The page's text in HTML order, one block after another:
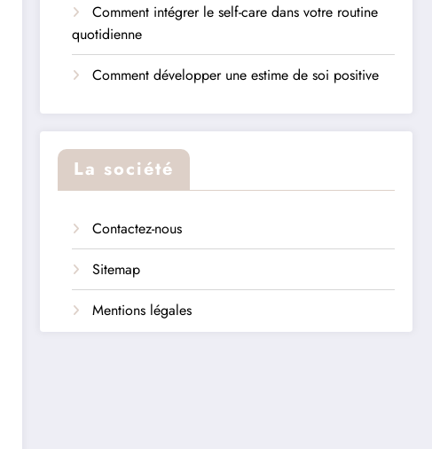
Comment intégrer le self-care dans votre routine
quotidienne
Comment développer une estime de soi positive
La société
Contactez-nous
Sitemap
Mentions légales